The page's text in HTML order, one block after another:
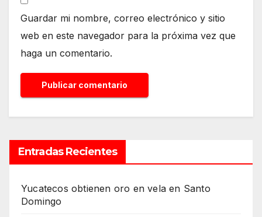
Guardar mi nombre, correo electrónico y sitio
web en este navegador para la próxima vez que
haga un comentario.
Entradas Recientes
Yucatecos obtienen oro en vela en Santo
Domingo